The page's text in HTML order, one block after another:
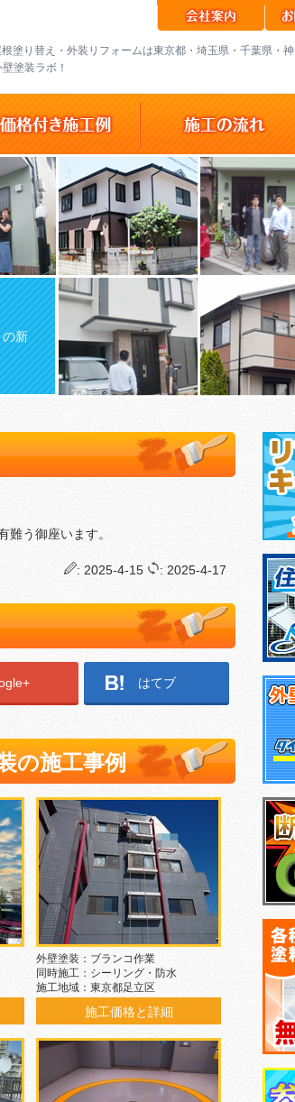
塗り替え・外装リフォームは東京都・埼玉県・千葉県・神
塗装ラボ！
の新
う御座います。
: 2025-4-15 : 2025-4-17
はてブ
の施工事例
外壁塗装：ブランコ作業
同時施工：シーリング・防水
施工地域：東京都足立区
施工価格と詳細